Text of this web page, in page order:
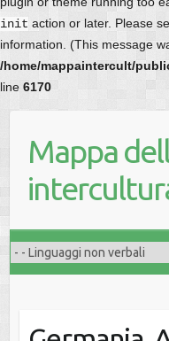
init action or later. Please
information. (This message
/home/mappaintercult/
line 6170
Mappa